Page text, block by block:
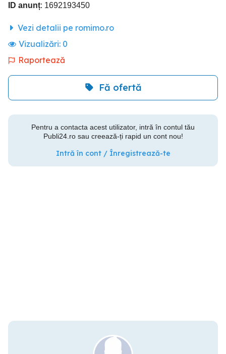
ID anunț: 1692193450
Vezi detalii pe romimo.ro
Vizualizări: 0
Raportează
Fă ofertă
Pentru a contacta acest utilizator, intră în contul tău
Publi24.ro sau creează-ți rapid un cont nou!
Intră în cont / Înregistrează-te